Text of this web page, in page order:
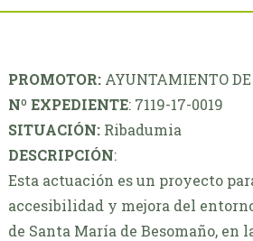
PROMOTOR:AYUNTAMIENTO
Nº EXPEDIENTE: 7119-17-0019
SITUACIÓN:Ribadumia
DESCRIPCIÓN:
Esta actuación es un proyecto
accesibilidad y mejora del
de Santa María de Besomaño, en